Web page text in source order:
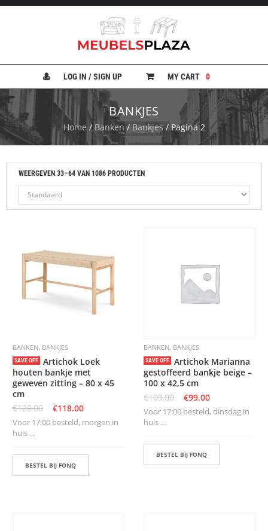
E
N
B
E
D
B
N
M
U
B
E
L
K
S
LOG IN / SIGN UP MY CART 0
BANKJES
Home/ Banken/ Bankjes/ Pagina 2
WEERGEVEN 33–64 VAN 1086 PRODUCTEN
BANKEN, BANKJES
SAVE OFF
Artichok Loek
houten bankje met
geweven zitting – 80 x 45
cm
€128.00 €118.00
Voor 17:00 besteld, morgen in
huis ...
BESTEL BIJ FONQ
BANKEN, BANKJES
SAVE OFF
Artichok Marianna
gestoffeerd bankje beige –
100 x 42,5 cm
€109.00 €99.00
Voor 17:00 besteld, dinsdag in
huis ...
BESTEL BIJ FONQ